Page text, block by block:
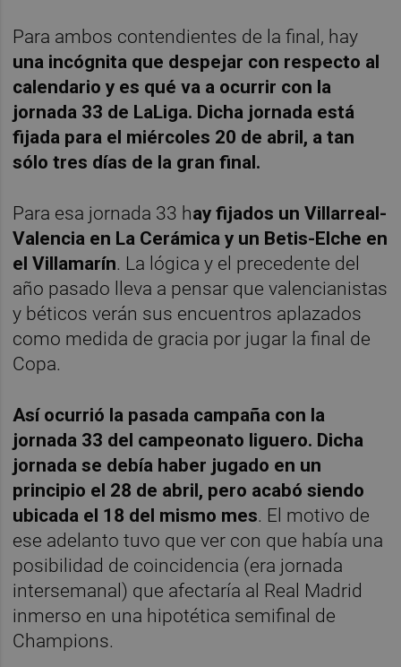
Para ambos contendientes de la final, hay
una incógnita que despejar con respecto al
calendario y es qué va a ocurrir con la
jornada 33 de LaLiga. Dicha jornada está
fijada para el miércoles 20 de abril, a tan
sólo tres días de la gran final.
Para esa jornada 33 hay fijados un Villarreal-
Valencia en La Cerámica y un Betis-Elche en
el Villamarín. La lógica y el precedente del
año pasado lleva a pensar que valencianistas
y béticos verán sus encuentros aplazados
como medida de gracia por jugar la final de
Copa.
Así ocurrió la pasada campaña con la
jornada 33 del campeonato liguero. Dicha
jornada se debía haber jugado en un
principio el 28 de abril, pero acabó siendo
ubicada el 18 del mismo mes. El motivo de
ese adelanto tuvo que ver con que había una
posibilidad de coincidencia (era jornada
intersemanal) que afectaría al Real Madrid
inmerso en una hipotética semifinal de
Champions.